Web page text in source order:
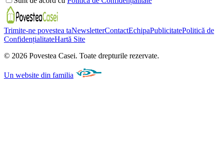
Trimite-ne povestea taNewsletterContactEchipaPublicitatePolitică de
ConfidențialitateHartă Site
© 2026 Povestea Casei. Toate drepturile rezervate.
Un website din familia